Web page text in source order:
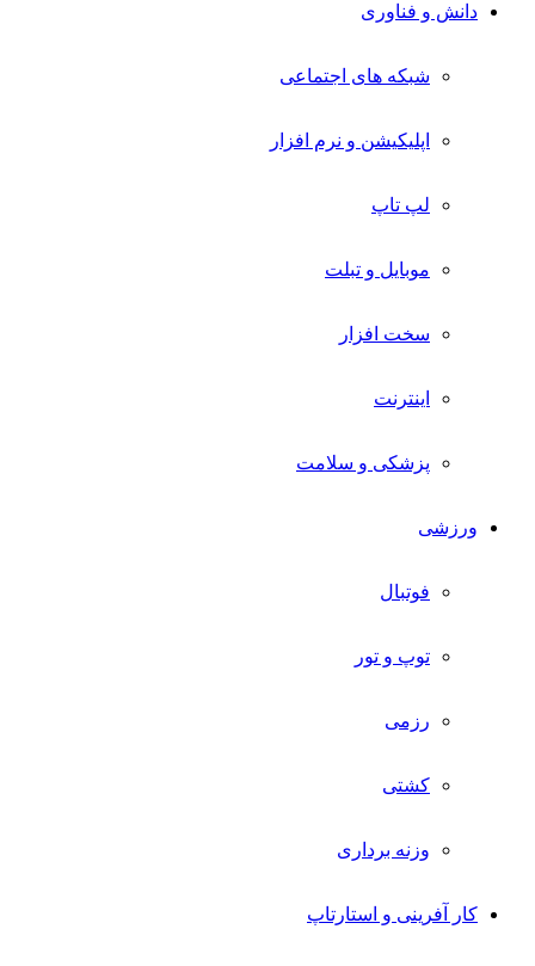
دانش و فناوری
شبکه های اجتماعی
اپلیکیشن و نرم افزار
لپ تاپ
موبایل و تبلت
سخت افزار
اینترنت
پزشکی و سلامت
ورزشی
فوتبال
توپ و تور
رزمی
کشتی
وزنه برداری
کار آفرینی و استارتاپ